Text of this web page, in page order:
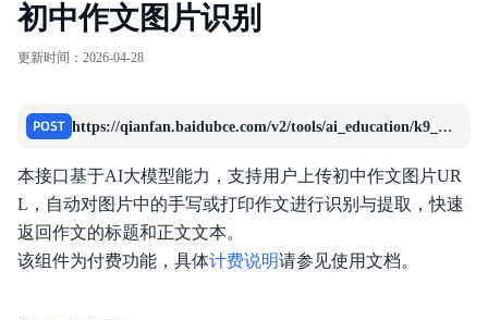
模型
文件
工具
知识库
初中作文图片识别
更新时间 ： 2026-04-28
POST h
ttps://qianfan.baidubce.com/v2/tools/ai_education/k9_composition_multimodal
本接口基于AI大模型能力，支持用户上传初中作文图片UR
L，自动对图片中的手写或打印作文进行识别与提取，快速
返回作文的标题和正文文本。
该组件为付费功能，具体计费说明请参见使用文档。